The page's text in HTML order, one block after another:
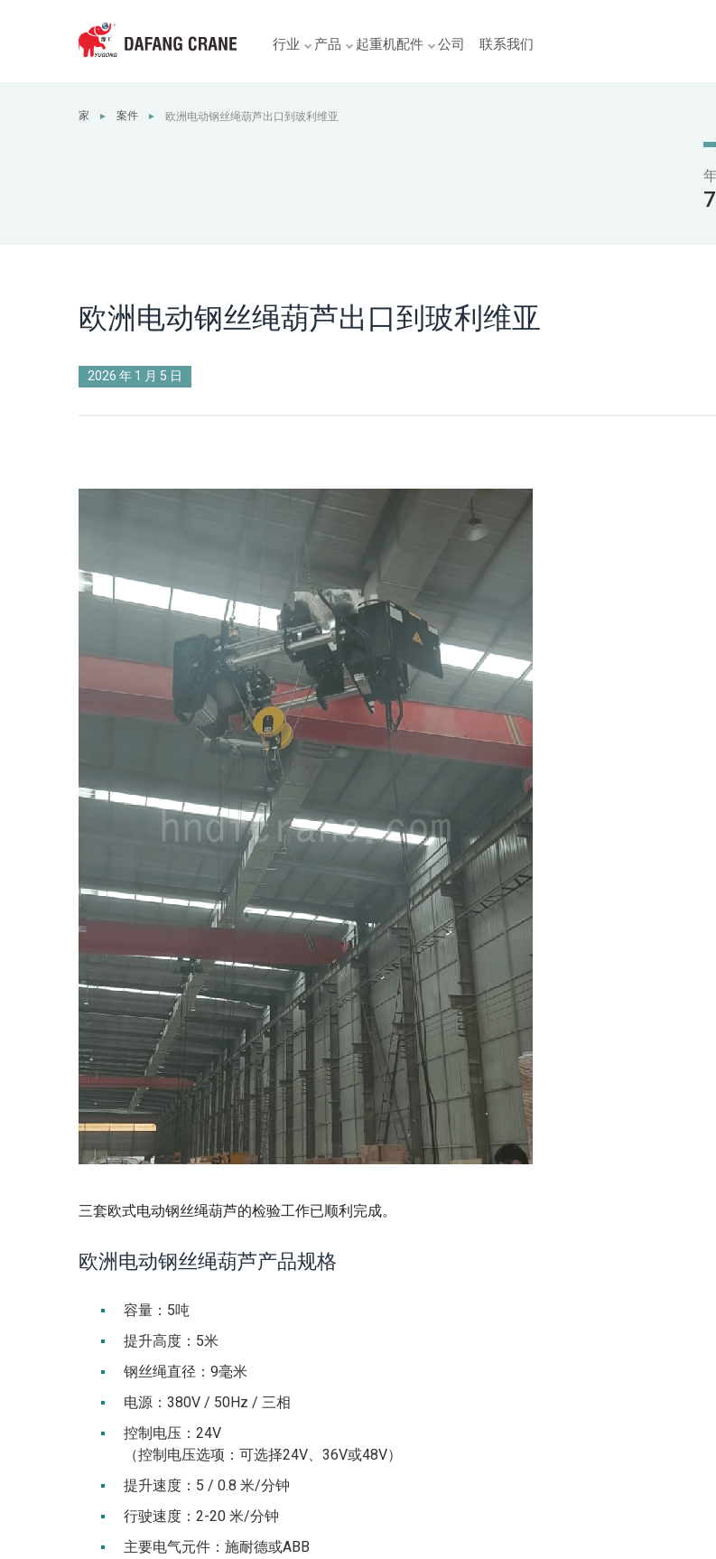
行业 产品 起重机配件 公司 联系我们
家 ► 案件 ► 欧洲电动钢丝绳葫芦出口到玻利维亚
欧洲电动钢丝绳葫芦出口到玻利维亚
2026 年 1 月 5 日
三套欧式电动钢丝绳葫芦的检验工作已顺利完成。
欧洲电动钢丝绳葫芦产品规格
容量：5吨
提升高度：5米
钢丝绳直径：9毫米
电源：380V / 50Hz / 三相
控制电压：24V
（控制电压选项：可选择24V、36V或48V）
提升速度：5 / 0.8 米/分钟
行驶速度：2-20 米/分钟
主要电气元件：施耐德或ABB